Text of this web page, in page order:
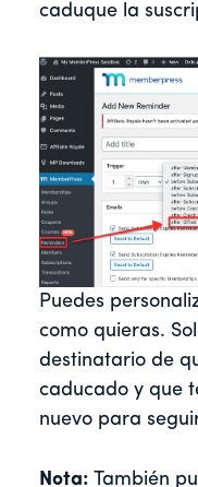
caduque la
Puedes
como quieras.
destinatario de
caducado y que
nuevo para
Nota: También